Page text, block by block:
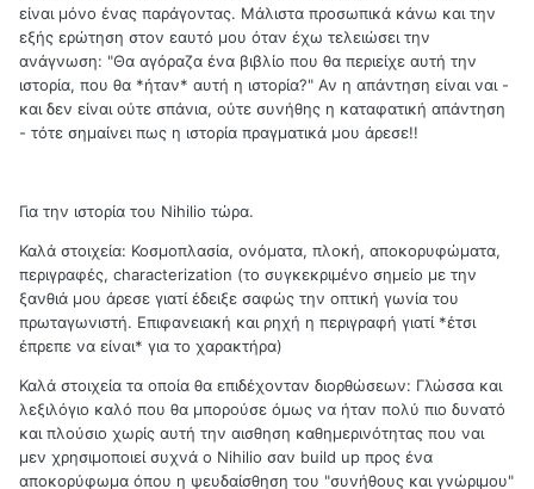
είναι μόνο ένας παράγοντας. Μάλιστα προσωπικά κάνω και την
εξής ερώτηση στον εαυτό μου όταν έχω τελειώσει την
ανάγνωση: "Θα αγόραζα ένα βιβλίο που θα περιείχε αυτή την
ιστορία, που θα *ήταν* αυτή η ιστορία?" Αν η απάντηση είναι ναι -
και δεν είναι ούτε σπάνια, ούτε συνήθης η καταφατική απάντηση
- τότε σημαίνει πως η ιστορία πραγματικά μου άρεσε!!
Για την ιστορία του Nihilio τώρα.
Καλά στοιχεία: Κοσμοπλασία, ονόματα, πλοκή, αποκορυφώματα,
περιγραφές, characterization (το συγκεκριμένο σημείο με την
ξανθιά μου άρεσε γιατί έδειξε σαφώς την οπτική γωνία του
πρωταγωνιστή. Επιφανειακή και ρηχή η περιγραφή γιατί *έτσι
έπρεπε να είναι* για το χαρακτήρα)
Καλά στοιχεία τα οποία θα επιδέχονταν διορθώσεων: Γλώσσα και
λεξιλόγιο καλό που θα μπορούσε όμως να ήταν πολύ πιο δυνατό
και πλούσιο χωρίς αυτή την αισθηση καθημερινότητας που ναι
μεν χρησιμοποιεί συχνά ο Nihilio σαν build up προς ένα
αποκορύφωμα όπου η ψευδαίσθηση του "συνήθους και γνώριμου"